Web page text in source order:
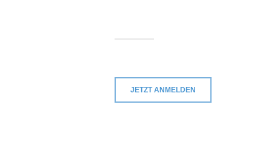
JETZT ANMELDEN